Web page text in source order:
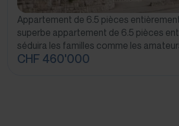
Appartement de 6.5 pièces
superbe appartement de 6.5 pièces
séduira les familles comme les
CHF 460'000